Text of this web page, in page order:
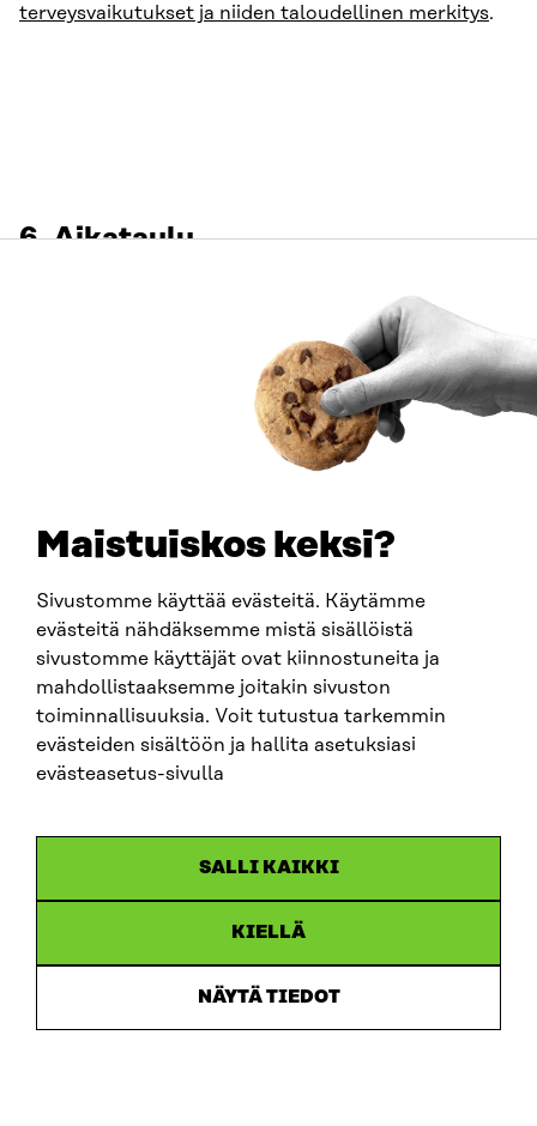
Maistuiskos keksi?
Sivustomme käyttää evästeitä. Käytämme
evästeitä nähdäksemme mistä sisällöistä
sivustomme käyttäjät ovat kiinnostuneita ja
mahdollistaaksemme joitakin sivuston
toiminnallisuuksia. Voit tutustua tarkemmin
evästeiden sisältöön ja hallita asetuksiasi
evästeasetus-sivulla
SALLI KAIKKI
KIELLÄ
NÄYTÄ TIEDOT
terveysvaikutukset ja niiden taloudellinen merkitys.
6. Aikataulu
Rahoitushaku aukeaa
Ensimmäinen Teams-
infotilaisuus
rahoitushausta
tapahtumasivulta.
19.5.
2026
Toinen Teams-
infotilaisuus
rahoitushausta
kiinnostuneille klo 10-11
tapahtumasivulta.
Hakuun liittyvien
Sitralle klo 12:00
mennessä